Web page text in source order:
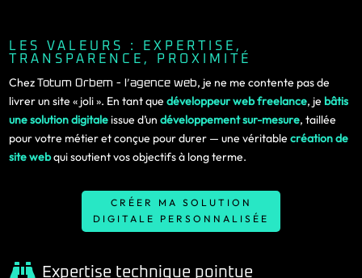
LES VALEURS : EXPERTISE,
TRANSPARENCE, PROXIMITÉ
ChezTotum Orbem – l’agence web, je ne me contente pas de
livrer un site « joli ». En tant quedéveloppeur web freelance, je bâtis
une solution digitaleissue d’undéveloppement sur-mesure, taillée
pour votre métier et conçue pour durer — une véritablecréation de
site webqui soutient vos objectifs à long terme.
CRÉER MA SOLUTION
DIGITALE PERSONNALISÉE
Expertise technique pointue